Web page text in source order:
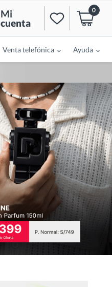
Mi
cuenta
0
Venta telefónica Ayuda